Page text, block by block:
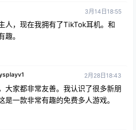
人，现在我拥有了TikTok耳机。和
。
大家都非常友善。我认识了很多新朋
是一款非常有趣的免费多人游戏。